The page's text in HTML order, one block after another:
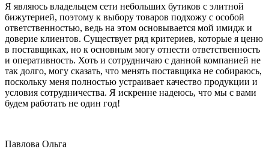
Я являюсь владельцем сети небольших бутиков с элитной
бижутерией, поэтому к выбору товаров подхожу с особой
ответственностью, ведь на этом основывается мой имидж и
доверие клиентов. Существует ряд критериев, которые я ценю
в поставщиках, но к основным могу отнести ответственность
и оперативность. Хоть и сотрудничаю с данной компанией не
так долго, могу сказать, что менять поставщика не собираюсь,
поскольку меня полностью устраивает качество продукции и
условия сотрудничества. Я искренне надеюсь, что мы с вами
будем работать не один год!
Павлова Ольга